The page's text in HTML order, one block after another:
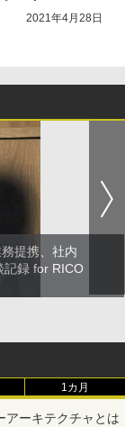
2021年4月28日
提携、社内
記録 for RICO
1カ月
アーキテクチャとは